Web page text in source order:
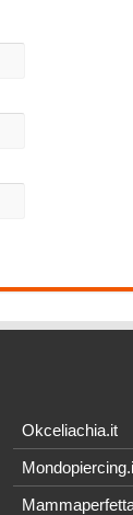
Okceliachia.it